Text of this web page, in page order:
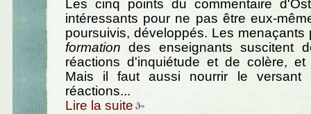
Les cinq points du commentaire
intéressants pour ne pas être eux-
poursuivis, développés. Les
formation des enseignants suscitent
réactions d'inquiétude et de colère, et
Mais il faut aussi nourrir le versant
réactions...
Lire la suite